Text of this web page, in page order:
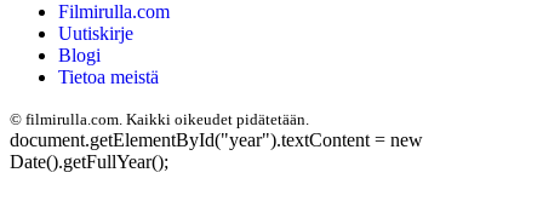
Filmirulla.com
Uutiskirje
Blogi
Tietoa meistä
© filmirulla.com. Kaikki oikeudet pidätetään.
document.getElementById("year").textContent = new
Date().getFullYear();